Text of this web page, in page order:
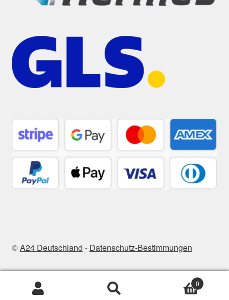
©A24 Deutschland - Datenschutz-Bestimmungen
Suchen
0